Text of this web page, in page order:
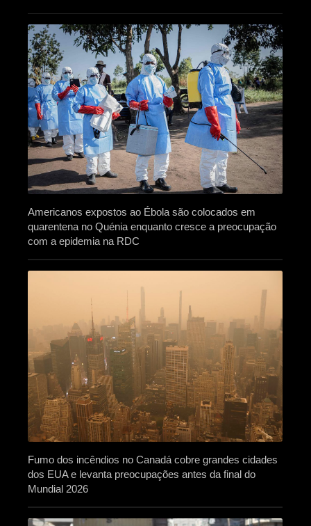
Americanos expostos ao Ébola são colocados em
quarentena no Quénia enquanto cresce a preocupação
com a epidemia na RDC
Fumo dos incêndios no Canadá cobre grandes cidades
dos EUA e levanta preocupações antes da final do
Mundial 2026